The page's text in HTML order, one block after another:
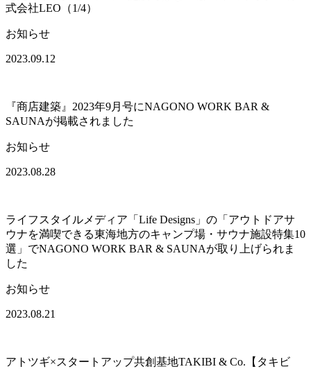
式会社LEO（1/4）
お知らせ
2023.09.12
『商店建築』2023年9月号にNAGONO WORK BAR &
SAUNAが掲載されました
お知らせ
2023.08.28
ライフスタイルメディア「Life Designs」の「アウトドアサ
ウナを満喫できる東海地方のキャンプ場・サウナ施設特集10
選」でNAGONO WORK BAR & SAUNAが取り上げられま
した
お知らせ
2023.08.21
アトツギ×スタートアップ共創基地TAKIBI & Co.【タキビ